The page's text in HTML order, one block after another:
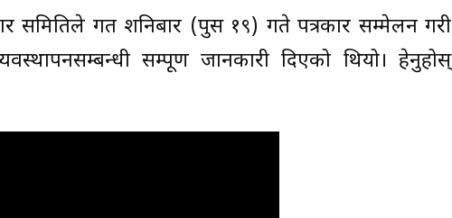
समितिले गत शनिबार (पुस १९) गते पत्रकार सम्मेलन गरी
सम्पूर्ण जानकारी दिएको थियो। हेर्नुहोस्